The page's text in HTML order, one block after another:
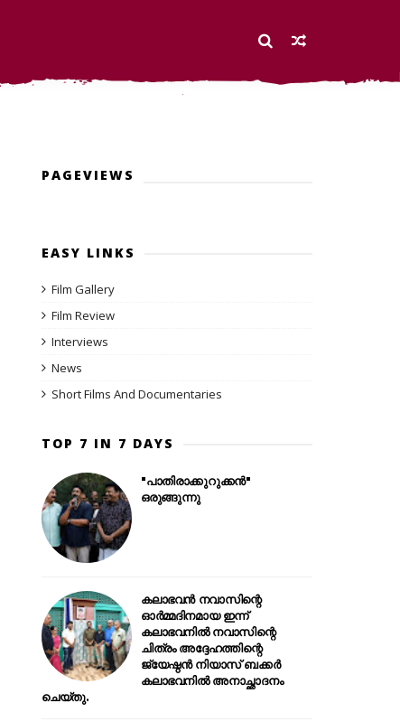
PAGEVIEWS
EASY LINKS
Film Gallery
Film Review
Interviews
News
Short Films And Documentaries
TOP 7 IN 7 DAYS
"പാതിരാക്കുറുക്കൻ"
ഒരുങ്ങുന്നു
കലാഭവൻ നവാസിന്റെ
ഓർമ്മദിനമായ ഇന്ന്
കലാഭവനിൽ നവാസിന്റെ
ചിത്രം അദ്ദേഹത്തിന്റെ
ജ്യേഷ്ഠൻ നിയാസ് ബക്കർ
കലാഭവനിൽ അനാച്ഛാദനം
ചെയ്തു.